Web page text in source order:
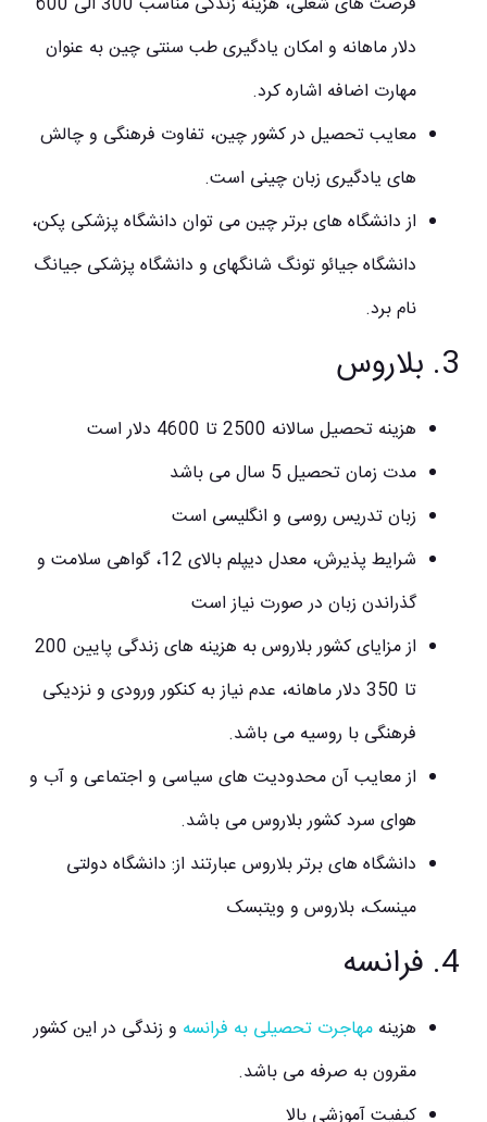
دلار ماهانه و امکان یادگیری طب سنتی چین به عنوان
مهارت اضافه اشاره کرد.
معایب تحصیل در کشور چین، تفاوت فرهنگی و چالش
های یادگیری زبان چینی است.
از دانشگاه های برتر چین می توان دانشگاه پزشکی پکن،
دانشگاه جیائو تونگ شانگهای و دانشگاه پزشکی جیانگ
نام برد.
3. بلاروس
هزینه تحصیل سالانه 2500 تا 4600 دلار است
مدت زمان تحصیل 5 سال می باشد
زبان تدریس روسی و انگلیسی است
شرایط پذیرش، معدل دیپلم بالای 12، گواهی سلامت و
گذراندن زبان در صورت نیاز است
از مزایای کشور بلاروس به هزینه های زندگی پایین 200
تا 350 دلار ماهانه، عدم نیاز به کنکور ورودی و نزدیکی
فرهنگی با روسیه می باشد.
از معایب آن محدودیت های سیاسی و اجتماعی و آب و
هوای سرد کشور بلاروس می باشد.
دانشگاه های برتر بلاروس عبارتند از: دانشگاه دولتی
مینسک، بلاروس و ویتبسک
4. فرانسه
هزینه مهاجرت تحصیلی به فرانسه و زندگی در این کشور
مقرون به صرفه می باشد.
کیفیت آموزشی بالا